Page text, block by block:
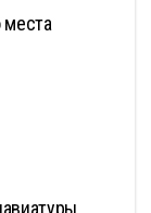
места